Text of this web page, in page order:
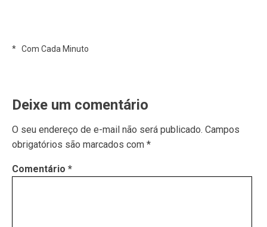
* Com Cada Minuto
Deixe um comentário
O seu endereço de e-mail não será publicado. Campos
obrigatórios são marcados com *
Comentário *